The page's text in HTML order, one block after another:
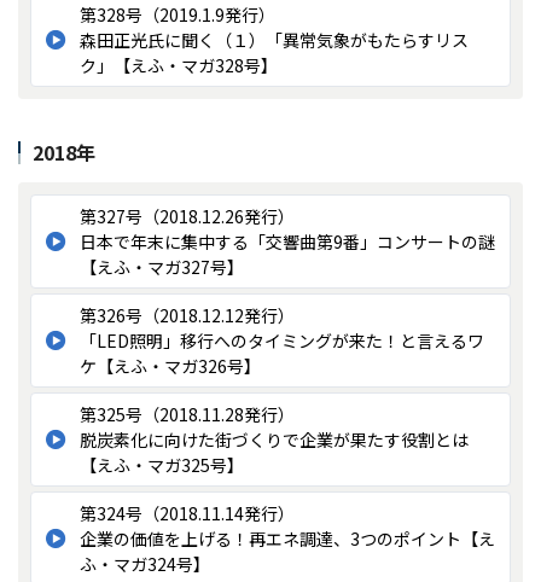
第328号（2019.1.9発行）
森田正光氏に聞く（１）「異常気象がもたらすリス
ク」【えふ・マガ328号】
2018年
第327号（2018.12.26発行）
日本で年末に集中する「交響曲第9番」コンサートの謎
【えふ・マガ327号】
第326号（2018.12.12発行）
「LED照明」移行へのタイミングが来た！と言えるワ
ケ【えふ・マガ326号】
第325号（2018.11.28発行）
脱炭素化に向けた街づくりで企業が果たす役割とは
【えふ・マガ325号】
第324号（2018.11.14発行）
企業の価値を上げる！再エネ調達、3つのポイント【え
ふ・マガ324号】